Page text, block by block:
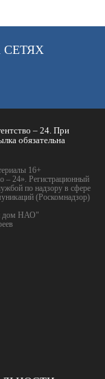
– 24. При
обязательна
16+
– 24». Регистрационный
по надзору в сфере
(Роскомнадзор)
дом НАО"